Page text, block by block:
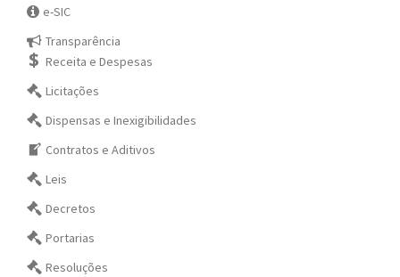
e-SIC
Transparência
Receita e Despesas
Licitações
Dispensas e Inexigibilidades
Contratos e Aditivos
Leis
Decretos
Portarias
Resoluções